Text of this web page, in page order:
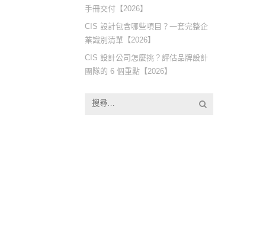
手冊交付【2026】
CIS 設計包含哪些項目？一套完整企
業識別清單【2026】
CIS 設計公司怎麼挑？評估品牌設計
團隊的 6 個重點【2026】